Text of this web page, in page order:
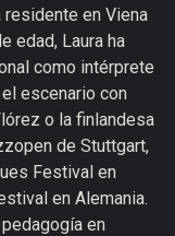
residente en Viena
edad, Laura ha
como intérprete
escenario con
o la finlandesa
de Stuttgart,
Festival en
en Alemania.
en